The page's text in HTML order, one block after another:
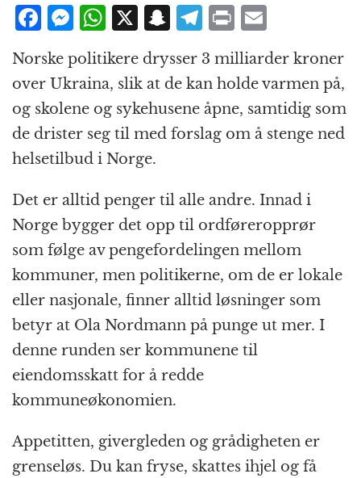
F
a
c
e
b
o
o
k
M
e
ss
e
n
g
e
r
W
h
at
s
A
p
p
X S
a
p
c
h
T
e
g
r
a
P
ri
n
t
m
ai
l
Norske politikere drysser 3 milliarder kroner
over Ukraina, slik at de kan holde varmen på,
og skolene og sykehusene åpne, samtidig som
de drister seg til med forslag om å stenge ned
helsetilbud i Norge.
Det er alltid penger til alle andre. Innad i
Norge bygger det opp til ordføreropprør
som følge av pengefordelingen mellom
kommuner, men politikerne, om de er lokale
eller nasjonale, finner alltid løsninger som
betyr at Ola Nordmann på punge ut mer. I
denne runden ser kommunene til
eiendomsskatt for å redde
kommuneøkonomien.
Appetitten, givergleden og grådigheten er
grenseløs. Du kan fryse, skattes ihjel og få